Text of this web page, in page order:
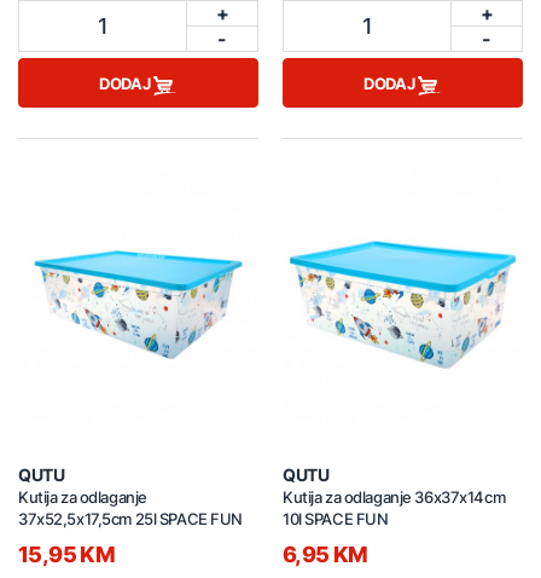
1
+
-
DODAJ
1
+
-
DODAJ
QUTU
Kutija za odlaganje
37x52,5x17,5cm 25l SPACE FUN
15,95 KM
QUTU
Kutija za odlaganje 36x37x14cm
10l SPACE FUN
6,95 KM